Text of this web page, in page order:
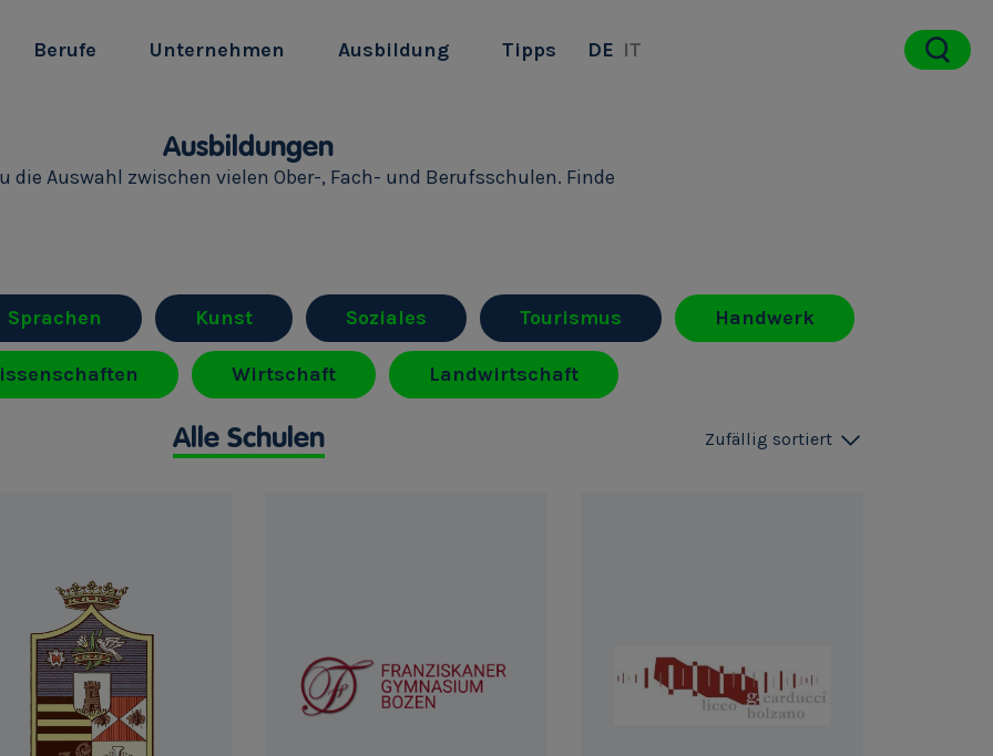
Berufe Unternehmen Ausbildung Tipps DE IT
Ausbildungen
die Auswahl zwischen vielen Ober-, Fach- und Berufsschulen. Finde
Sprachen Kunst Soziales Tourismus Handwerk
Wirtschaft Landwirtschaft
Alle Schulen Zufällig sortiert